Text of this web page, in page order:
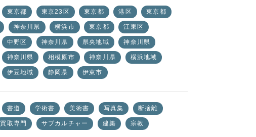
東京都 東京23区 東京都 港区 東京都
神奈川県 横浜市 東京都 江東区
中野区 神奈川県 県央地域 神奈川県
神奈川県 相模原市 神奈川県 横浜地域
伊豆地域 静岡県 伊東市
書道 学術書 美術書 写真集 断捨離
買取専門 サブカルチャー 建築 宗教